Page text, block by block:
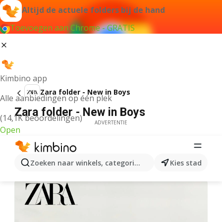
Altijd de actuele folders bij de hand
Toevoegen aan Chrome - GRATIS
Kimbino app
Alle aanbiedingen op één plek
(14,1K beoordelingen)
Open
Zoeken naar winkels, categorieën, producten...
Kies stad
Zara folder - New in Boys
Zara folder - New in Boys
ADVERTENTIE